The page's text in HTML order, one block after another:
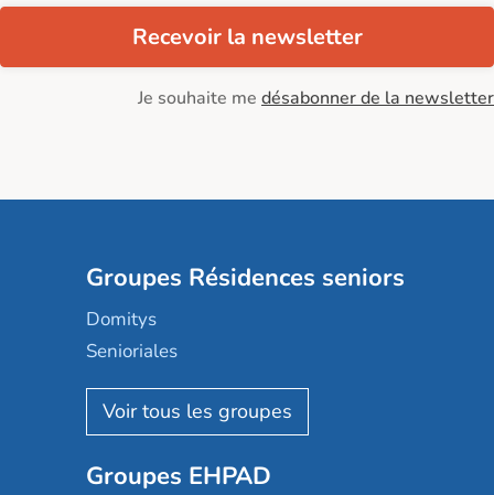
Recevoir la newsletter
Je souhaite me désabonner de la newsletter
Groupes Résidences seniors
Domitys
Senioriales
Nohée
Les Résidentiels
Mobicap
Groupes EHPAD